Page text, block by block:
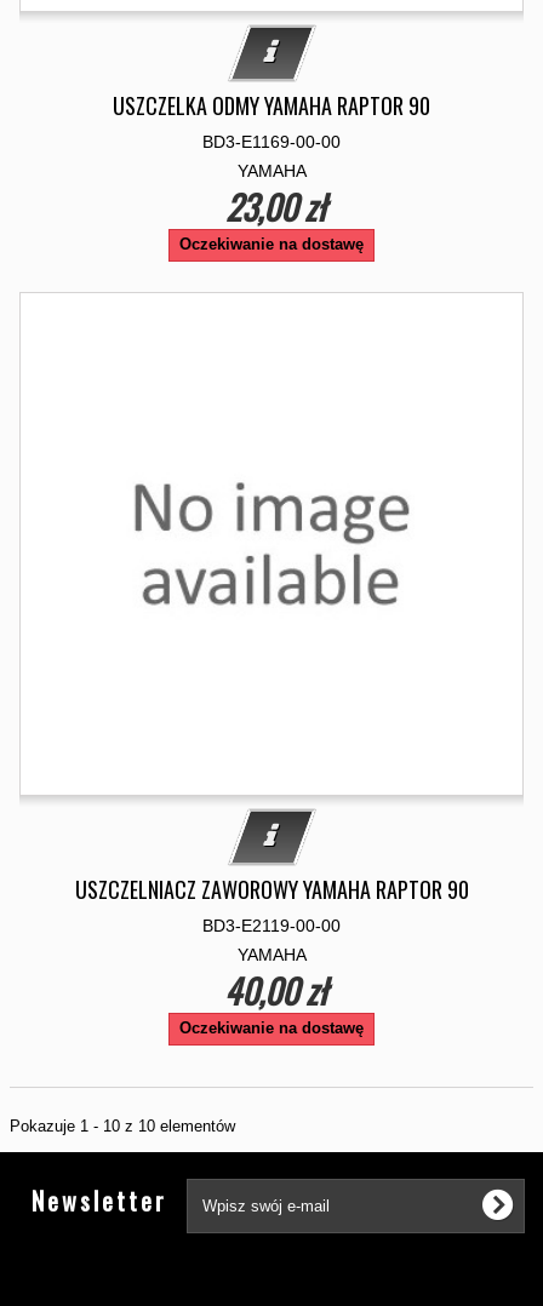
USZCZELKA ODMY YAMAHA RAPTOR 90
BD3-E1169-00-00
YAMAHA
23,00 zł
Oczekiwanie na dostawę
USZCZELNIACZ ZAWOROWY YAMAHA RAPTOR 90
BD3-E2119-00-00
YAMAHA
40,00 zł
Oczekiwanie na dostawę
Pokazuje 1 - 10 z 10 elementów
Newsletter